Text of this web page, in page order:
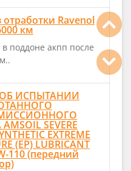
Ravenol
км
в поддоне акпп после
ИСПЫТАНИИ
SEVERE
EXTREME
(EP) LUBRICANT
110 (передний